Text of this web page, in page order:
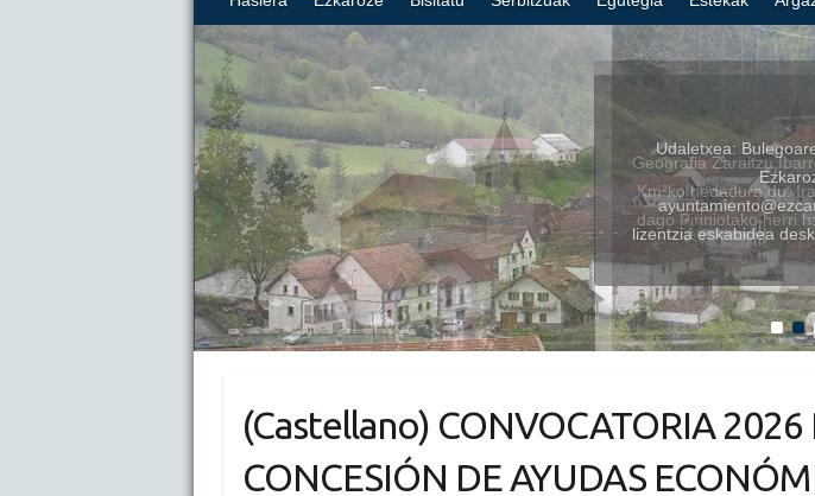
Geografia Zaraitzu
Km²ko hedadura du.
dago Piriniotako herri
1 2
(Castellano) CONVOCATORIA 2026
CONCESIÓN DE AYUDAS